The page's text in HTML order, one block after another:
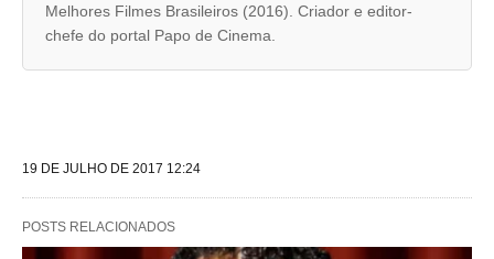
i
t
Melhores Filmes Brasileiros (2016). Criador e editor-
chefe do portal Papo de Cinema.
19 DE JULHO DE 2017 12:24
POSTS RELACIONADOS